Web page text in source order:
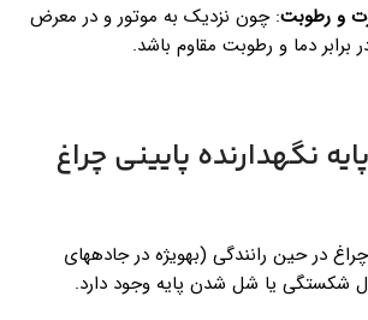
و رطوبت: چون نزدیک به موتور و در معرض
دما و رطوبت مقاوم باشد.
نگهدارنده پایینی چراغ
در حین رانندگی (بهویژه در جادههای
شکستگی یا شل شدن پایه وجود دارد.